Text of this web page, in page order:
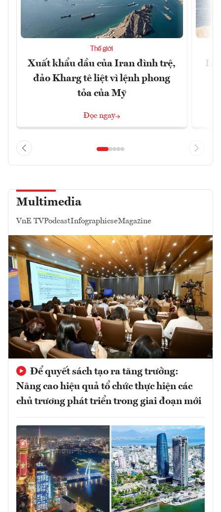
Thế giới
Xuất khẩu dầu của Iran đình trệ,
đảo Kharg tê liệt vì lệnh phong
tỏa của Mỹ
Đọc ngay
Multimedia
VnE TVPodcastInfographicseMagazine
Để quyết sách tạo ra tăng trưởng:
Nâng cao hiệu quả tổ chức thực hiện các
chủ trương phát triển trong giai đoạn mới